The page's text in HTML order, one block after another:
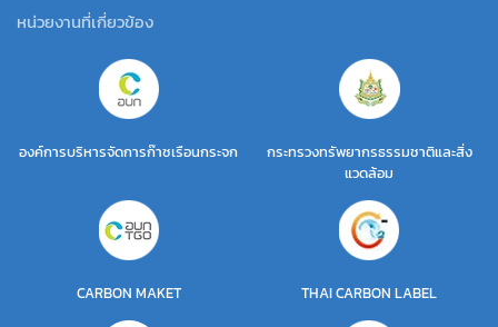
หน่วยงานที่เกี่ยวข้อง
องค์การบริหารจัดการก๊าซเรือนกระจก
กระทรวงทรัพยากรธรรมชาติและสิ่ง
แวดล้อม
CARBON MAKET THAI CARBON LABEL